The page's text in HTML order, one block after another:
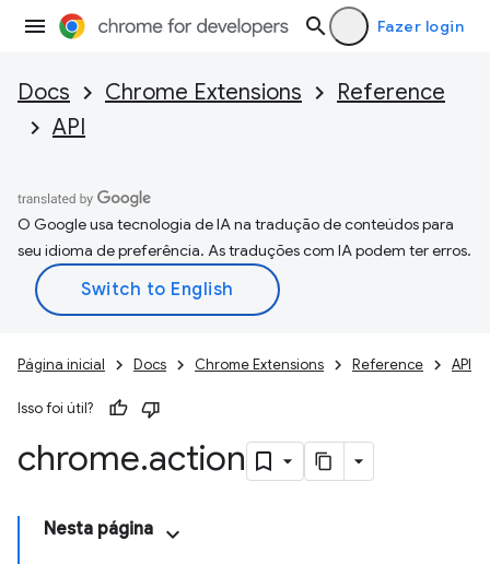
Fazer login
Docs Chrome Extensions
Reference
API
O Google usa tecnologia de IA na tradução de conteúdos para
seu idioma de preferência. As traduções com IA podem ter erros.
Página inicial Docs Chrome Extensions Reference API
Isso foi útil?
chrome.action
Nesta página